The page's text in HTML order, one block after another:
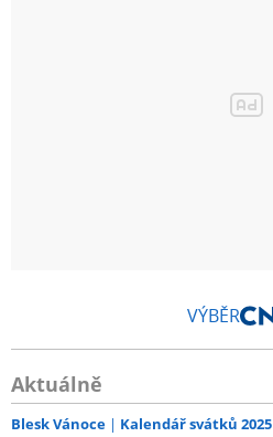
VÝBĚR
Aktuálně
Blesk Vánoce Kalendář svátků 2025